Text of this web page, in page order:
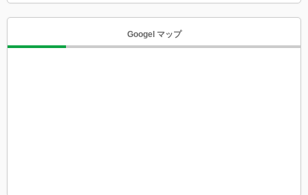
Googel マップ